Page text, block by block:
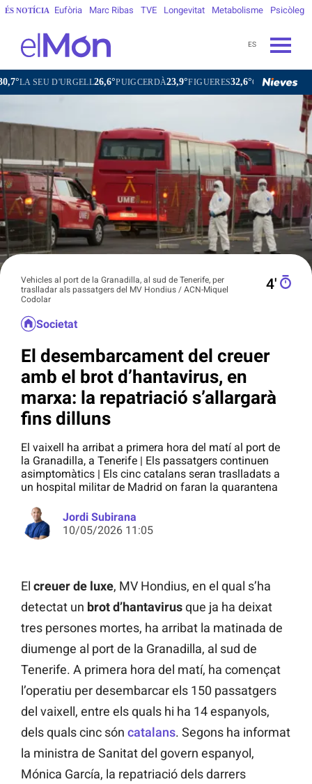
ÉS NOTÍCIA Eufòria Marc Ribas TVE Longevitat Metabolisme Psicòleg
ES
D'URGELL26,6°PUIGCERDÀ23,9°FIGUERES32,6°GANDESA 29,0°
Vehicles al port de la Granadilla, al sud de Tenerife, per
traslladar als passatgers del MV Hondius / ACN-Miquel
Codolar
4′
Societat
El desembarcament del creuer
amb el brot d’hantavirus, en
marxa: la repatriació s’allargarà
fins dilluns
El vaixell ha arribat a primera hora del matí al port de
la Granadilla, a Tenerife | Els passatgers continuen
asimptomàtics | Els cinc catalans seran traslladats a
un hospital militar de Madrid on faran la quarantena
Jordi Subirana
10/05/2026 11:05
El creuer de luxe, MV Hondius, en el qual s’ha
detectat un brot d’hantavirusque ja ha deixat
tres persones mortes, ha arribat la matinada de
diumenge al port de la Granadilla, al sud de
Tenerife. A primera hora del matí, ha començat
l’operatiu per desembarcar els 150 passatgers
del vaixell, entre els quals hi ha 14 espanyols,
dels quals cinc són catalans. Segons ha informat
la ministra de Sanitat del govern espanyol,
Mónica García, la repatriació dels darrers